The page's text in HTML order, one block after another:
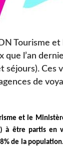
Tourisme
que l’an
séjours). Ces
de
et le
à être partis en
de la